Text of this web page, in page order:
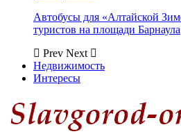
Автобусы для «Алтайской
туристов на площади Барнаула
Prev Next
Недвижимость
Интересы